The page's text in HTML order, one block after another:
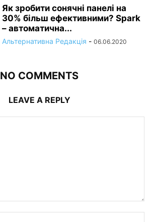
Як зробити сонячні панелі на
30% більш ефективними? Spark
– автоматична...
Альтернативна Редакція - 06.06.2020
NO COMMENTS
LEAVE A REPLY